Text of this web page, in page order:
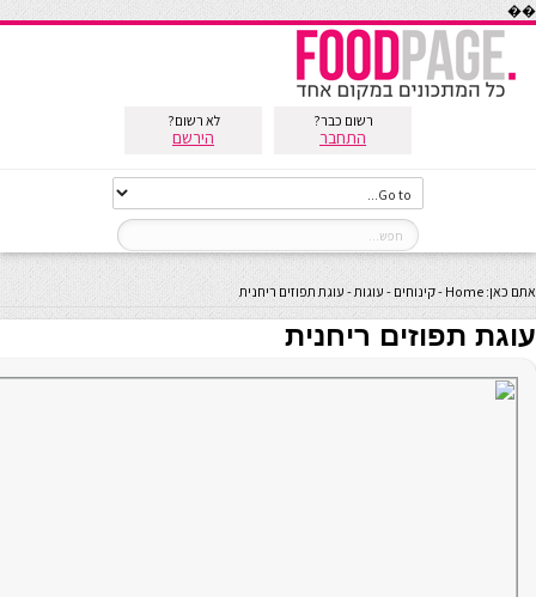
��
רשום כבר?
התחבר
לא רשום?
הירשם
אתם כאן: Home
-קינוחים - עוגות- עוגת תפוזים ריחנית
עוגת תפוזים ריחנית